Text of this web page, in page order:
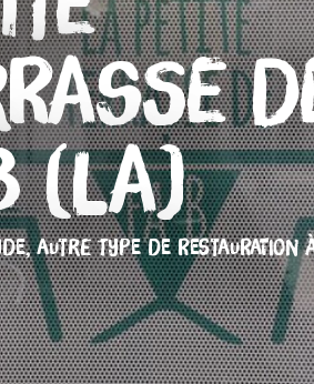
(La)
AUTRE TYPE DE RESTAURATION